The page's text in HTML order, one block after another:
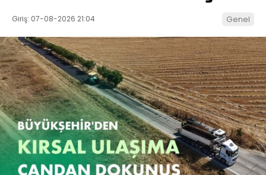
Giriş: 07-08-2026 21:04 Genel